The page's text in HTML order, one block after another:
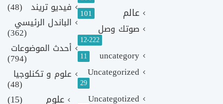
عالم 101
صوتك وصل
12٬222
uncategory
11
Uncategorized
29
Uncategotized
فيديو تريند (48)
الباندل الرئيسي
(362)
أحدث الموضوعات
(794)
علوم و تكنلوجيا
(48)
علوم
(15)